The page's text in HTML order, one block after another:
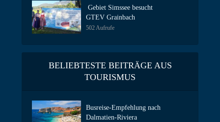
Gebiet Simssee besucht
GTEV Grainbach
502 Aufrufe
BELIEBTESTE BEITRÄGE AUS
TOURISMUS
Busreise-Empfehlung nach
Dalmatien-Riviera